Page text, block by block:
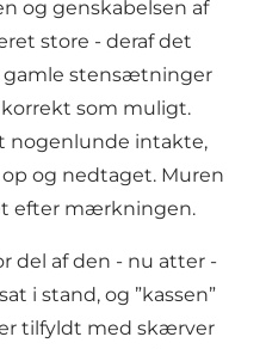
og genskabelsen af
store - deraf det
gamle stensætninger
som muligt.
nogenlunde intakte,
og nedtaget. Muren
efter mærkningen.
del af den - nu atter -
i stand, og ”kassen”
tilfyldt med skærver